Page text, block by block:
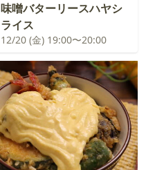
味噌バターリースハヤシ
ライス
12/20 (金) 19:00〜20:00